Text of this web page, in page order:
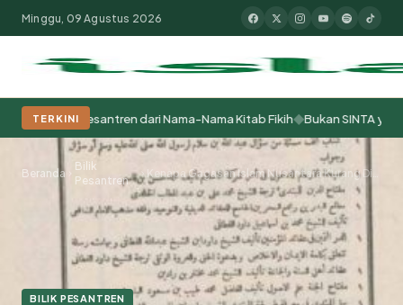
Populer:Moderasi BeragamaKhutbah JumatPesantrenTokoh
Minggu, 09 Agustus 2026
TERKINI
Pesantren dari Nama-Nama Kitab Fikih◆Bukan SINTA yang
Beranda
Bilik
Pesantren
Kenapa Gagasan Islam Nusantara Kurang Diterima di Kawasan Melayu?
BILIK PESANTREN